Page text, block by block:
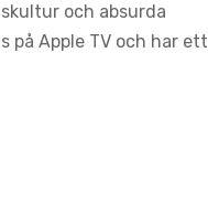
och absurda
på Apple TV och har ett